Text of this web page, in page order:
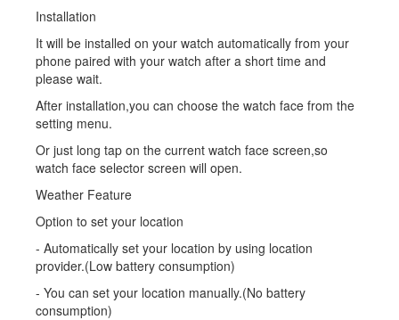
Installation
It will be installed on your watch automatically from your
phone paired with your watch after a short time and
please wait.
After installation,you can choose the watch face from the
setting menu.
Or just long tap on the current watch face screen,so
watch face selector screen will open.
Weather Feature
Option to set your location
- Automatically set your location by using location
provider.(Low battery consumption)
- You can set your location manually.(No battery
consumption)